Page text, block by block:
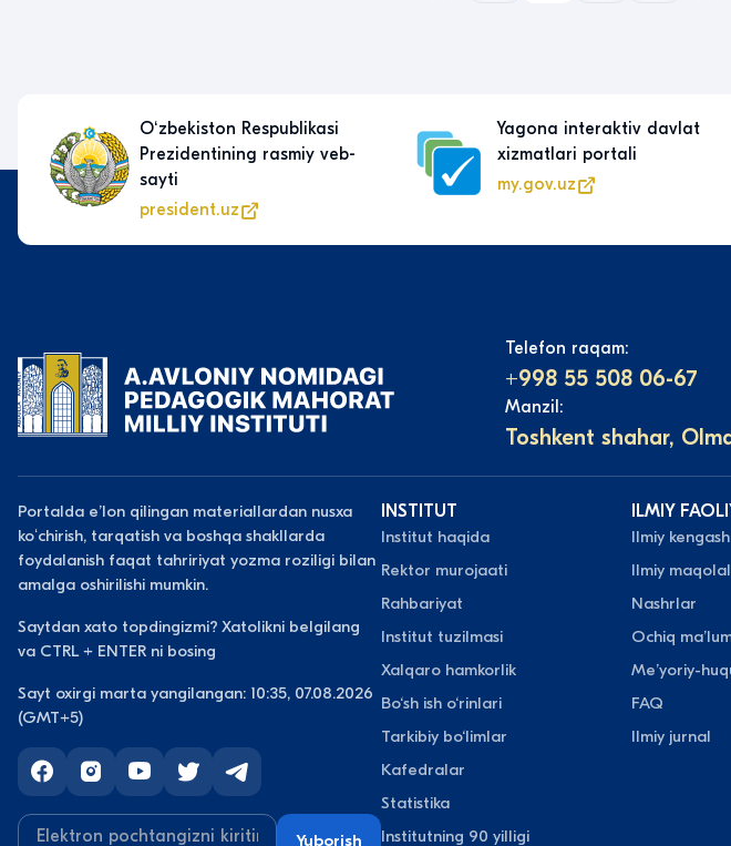
Yagona interaktiv davlat
xizmatlari portali
my.gov.uz
Oʻzbekiston Respublikasi
Oliy taʼlim, fan va
innovatsiyalar vazirligi
Telefon raqam:
+998 55 508 06-67
Manzil:
Toshkent shahar,
Portalda eʼlon qilingan materiallardan nusxa
koʻchirish, tarqatish va boshqa shakllarda
foydalanish faqat tahririyat yozma roziligi bilan
amalga oshirilishi mumkin.
Saytdan xato topdingizmi? Xatolikni belgilang
va CTRL + ENTER ni bosing
Sayt oxirgi marta yangilangan: 10:35, 07.08.2026
(GMT+5)
Yuborish
INSTITUT
Institut haqida
Rektor murojaati
Rahbariyat
Institut tuzilmasi
Xalqaro hamkorlik
Bo‘sh ish o‘rinlari
Tarkibiy bo‘limlar
Kafedralar
Statistika
Institutning 90 yilligi
ILMIY
Ilmiy kengash
Ilmiy
Nashrlar
Ochiq
Meʼyoriy-
FAQ
Ilmiy jurnal